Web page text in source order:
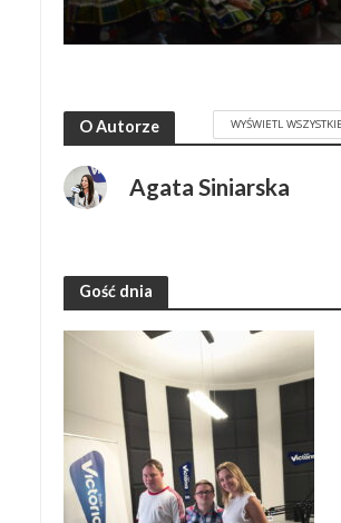
O Autorze WYŚWIETL
Agata Siniarska
Gość dnia